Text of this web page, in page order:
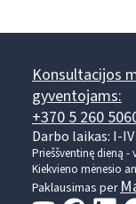
Konsultacijos
gyventojams:
+370 5 260
Darbo laikas: I-IV
Prieššventinę dieną
Kiekvieno mėnesio
Paklausimas per